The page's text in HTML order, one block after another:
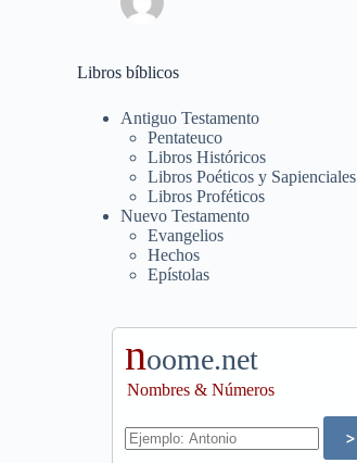
Libros bíblicos
Antiguo Testamento
Pentateuco
Libros Históricos
Libros Poéticos y Sapienciales
Libros Proféticos
Nuevo Testamento
Evangelios
Hechos
Epístolas
noome.net
Nombres & Números